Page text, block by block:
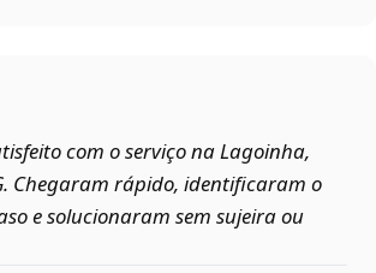
com o serviço na Lagoinha,
Chegaram rápido, identificaram o
e solucionaram sem sujeira ou